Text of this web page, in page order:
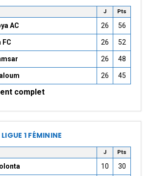
J Pts
AC 26 56
FC 26 52
26 48
26 45
complet
1 FÉMININE
J Pts
10 30